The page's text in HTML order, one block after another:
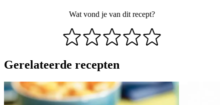
Wat vond je van dit recept?
Gerelateerde recepten